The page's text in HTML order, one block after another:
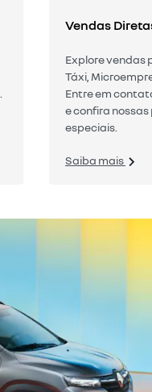
Vendas
Explore vendas
Táxi,
Entre em
e confira
especiais.
Saiba mais